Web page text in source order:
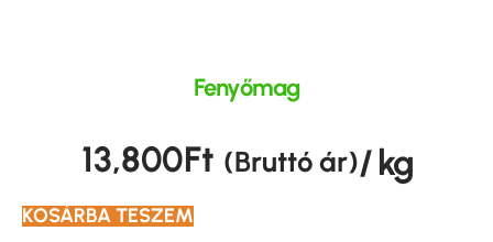
Fenyőmag
13,800Ft (Bruttó ár)/ kg
KOSÁRBA TESZEM